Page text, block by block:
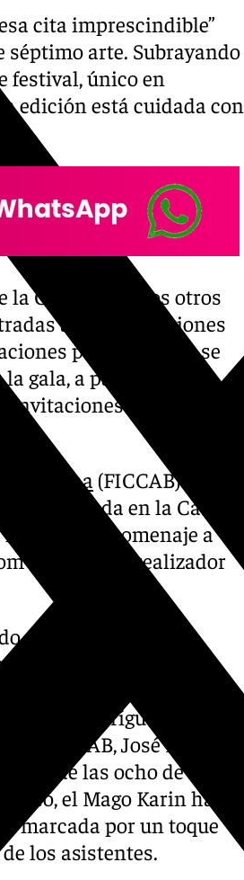
cita imprescindible”
séptimo arte. Subrayando
festival, único en
edición está cuidada con
la Croix serán los otros
a las proyecciones
para las galas se
gala, a partir de las
invitaciones para cada
(FICCAB) ha
celebrada en la Casa
ha rendido homenaje a
Egoyan y el realizador
por el alcalde de
Cultura, Jésica
José Luis Bergillos, el
Luis Rodríguez del
FICCAB, José Ramón
de las ocho de la
el Mago Karin ha
marcada por un toque
los asistentes.